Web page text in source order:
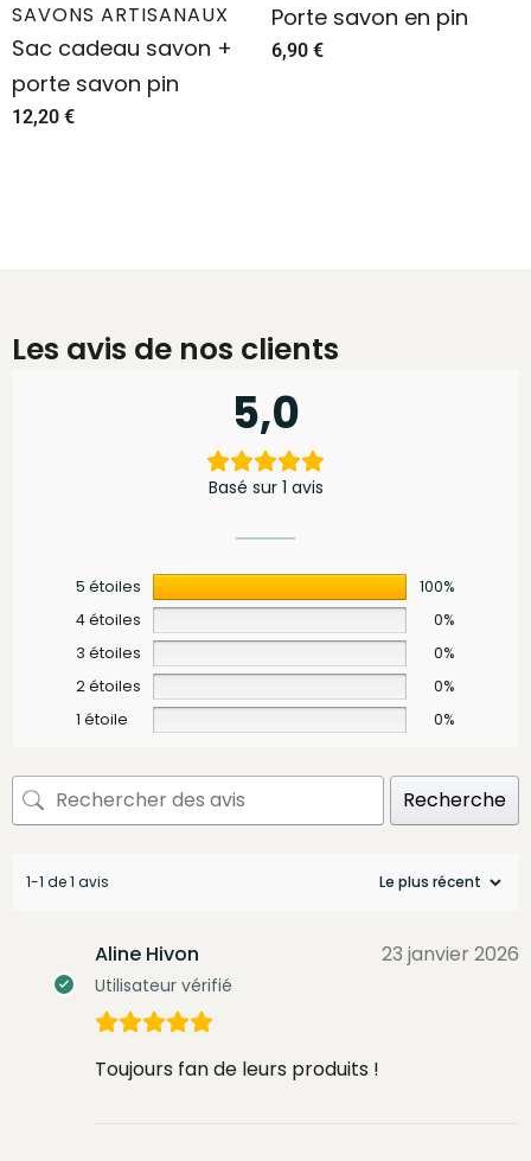
SAVONS ARTISANAUX
Sac cadeau savon +
porte savon pin
12,20 €
Porte savon en pin
6,90 €
Les avis de nos clients
5,0
Basé sur 1 avis
5 étoiles
100%
4 étoiles
0%
3 étoiles
0%
2 étoiles
0%
1 étoile
0%
Recherche
1-1 de 1 avis
Aline Hivon
Utilisateur vérifié
23 janvier 2026
Toujours fan de leurs produits !